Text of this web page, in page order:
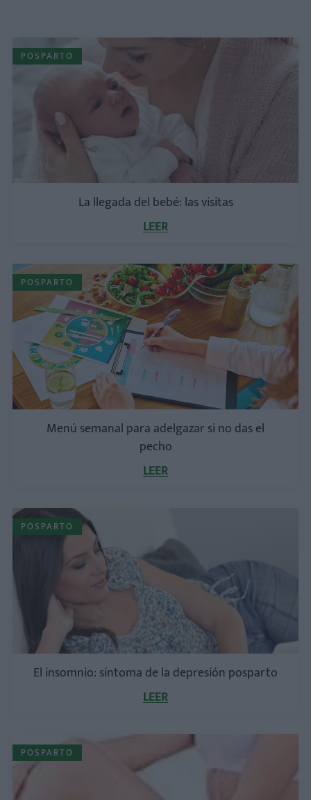
POSPARTO
La llegada del bebé: las visitas
LEER
POSPARTO
Menú semanal para adelgazar si no das el
pecho
LEER
POSPARTO
El insomnio: síntoma de la depresión posparto
LEER
POSPARTO